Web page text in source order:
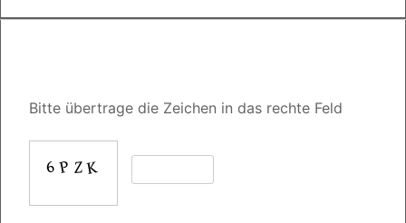
Bitte übertrage die Zeichen in das rechte Feld